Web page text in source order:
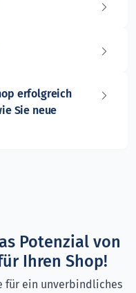
erfolgreich
Sie neue
Potenzial von
Ihren Shop!
für ein unverbindliches